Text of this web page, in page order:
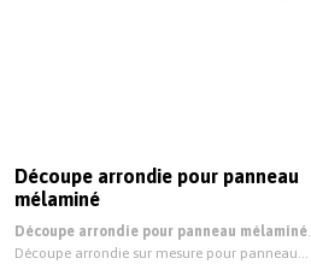
Découpe arrondie pour panneau
mélaminé
Découpe arrondie pour panneau mélaminé.
Découpe arrondie sur mesure pour panneau